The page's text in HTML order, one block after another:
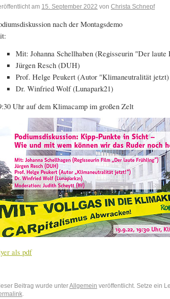
am 15. September 2022 von Christa Schnepf
nach der Montagsdemo
Mit: Johanna Schellhaben (Regisseurin "Der laute
Jürgen Resch (DUH)
Prof. Helge Peukert (Autor "Klimaneutralität jetzt)
Dr. Winfried Wolf (Lunapark21)
Uhr auf dem Klimacamp im großen Zelt
als pdf
Beitrag wurde unter Allgemein veröffentlicht. Setze ein